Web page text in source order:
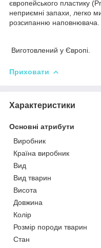
європейського пластику
неприємні запахи, легко
розсипанню наповнювача.
Виготовлений у Європі.
Приховати
Характеристики
Основні атрибути
Виробник
Країна виробник
Вид
Вид тварин
Висота
Довжина
Колір
Розмір породи тварин
Стан